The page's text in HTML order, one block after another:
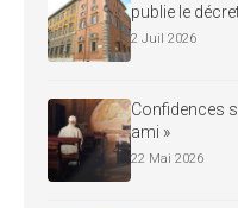
publie le
2 Juil 2026
Confidences
ami »
22 Mai 2026